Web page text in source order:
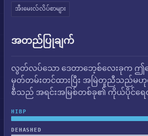
အီးမေးလ်လိပ်စာများ
အတည်ပြုချက်
လွတ်လပ်သော ဒေတာဘေ့စ်လေးခုက ဤပ
မှတ်တမ်းတင်ထားပြီး အမြဲတူညီသည်မဟုတ်
စီသည် အရင်းအမြစ်တစ်ခု၏ ကိုယ်ပိုင်ရ
HIBP
DEHASHED